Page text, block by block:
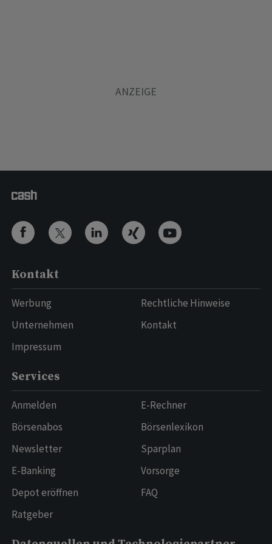
Kontakt
Werbung
Unternehmen
Impressum
Rechtliche Hinweise
Kontakt
Services
Anmelden
Börsenabos
Newsletter
E-Banking
Depot eröffnen
Ratgeber
E-Rechner
Börsenlexikon
Sparplan
Vorsorge
FAQ